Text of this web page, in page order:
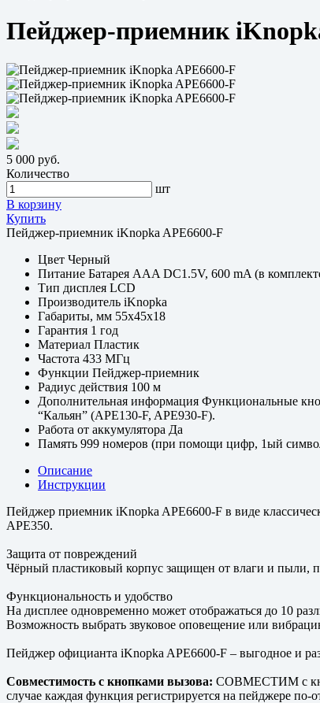
Пейджер-приемник
5 000 руб.
Количество
шт
В корзину
Купить
Пейджер-приемник iKnopka APE6600-F
Цвет Черный
Питание Батарея AAA DC1.5V, 600 mA (в
Тип дисплея LCD
Производитель iKnopka
Габариты, мм 55x45x18
Гарантия 1 год
Материал Пластик
Частота 433 МГц
Функции Пейджер-приемник
Радиус действия 100 м
Дополнительная информация Функциональные
“Кальян” (APE130-F, APE930-F).
Работа от аккумулятора Да
Память 999 номеров (при помощи цифр, 1ый
Описание
Инструкции
Пейджер приемник iKnopka APE6600-F в виде
APE350.
Защита от повреждений
Чёрный пластиковый корпус защищен от влаги и пыли,
Функциональность и удобство
На дисплее одновременно может отображаться до 10
Возможность выбрать звуковое оповещение или
Пейджер официанта iKnopka APE6600-F – выгодное и
Совместимость с кнопками вызова: СОВМЕСТИМ с
случае каждая функция регистрируется на пейджере